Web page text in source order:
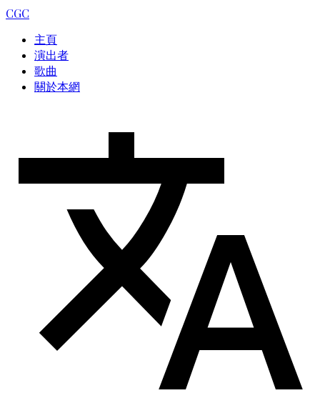
CGC
主頁
演出者
歌曲
關於本網